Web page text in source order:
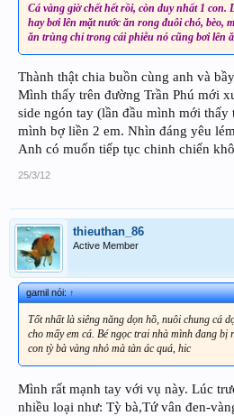
Cá vàng giờ chết hết rồi, còn duy nhất 1 con.
hay bơi lên mặt nước ăn rong đuôi chó, bèo,
ăn trùng chỉ trong cái phiễu nó cũng bơi lên
Thành thật chia buồn cùng anh và
Mình thấy trên đường Trần Phú mới
side ngón tay (lần đầu mình mới
mình bợ liền 2 em. Nhìn đáng yêu
Anh có muốn tiếp tục chinh chiến
25/3/12
thieuthan_86
Active Member
gamil nói:↑
Tốt nhất là siêng năng dọn hồ, nuôi chung cá
cho mấy em cá. Bé ngọc trai nhà mình đang bị
con tỳ bà vàng nhỏ mà tàn ác quá, hic
Mình rất mạnh tay với vụ này. Lúc
nhiều loại như: Tỳ bà,Tứ vân đen-